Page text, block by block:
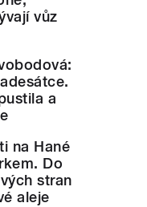
vůz
a
na Hané
Do
stran
aleje